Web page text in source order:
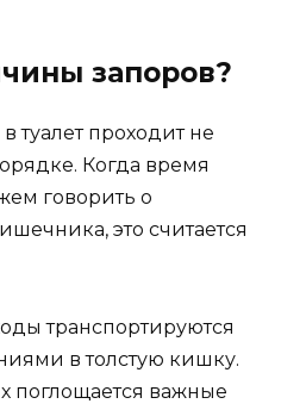
запоров?
туалет проходит не
Когда время
говорить о
это считается
транспортируются
в толстую кишку.
поглощается важные